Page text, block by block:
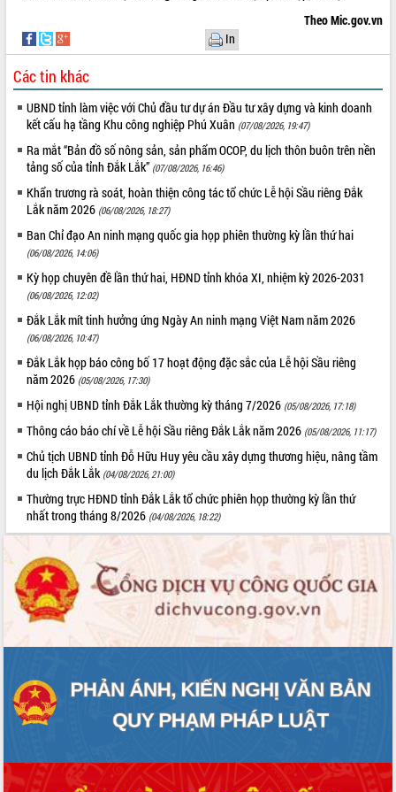
Theo Mic.gov.vn
In
Các tin khác
UBND tỉnh làm việc với Chủ đầu tư dự án Đầu tư xây dựng và kinh doanh
kết cấu hạ tầng Khu công nghiệp Phú Xuân (07/08/2026, 19:47)
Ra mắt “Bản đồ số nông sản, sản phẩm OCOP, du lịch thôn buôn trên nền
tảng số của tỉnh Đắk Lắk” (07/08/2026, 16:46)
Khẩn trương rà soát, hoàn thiện công tác tổ chức Lễ hội Sầu riêng Đắk
Lắk năm 2026 (06/08/2026, 18:27)
Ban Chỉ đạo An ninh mạng quốc gia họp phiên thường kỳ lần thứ hai
(06/08/2026, 14:06)
Kỳ họp chuyên đề lần thứ hai, HĐND tỉnh khóa XI, nhiệm kỳ 2026-2031
(06/08/2026, 12:02)
Đắk Lắk mít tinh hưởng ứng Ngày An ninh mạng Việt Nam năm 2026
(06/08/2026, 10:47)
Đắk Lắk họp báo công bố 17 hoạt động đặc sắc của Lễ hội Sầu riêng
năm 2026 (05/08/2026, 17:30)
Hội nghị UBND tỉnh Đắk Lắk thường kỳ tháng 7/2026 (05/08/2026, 17:18)
Thông cáo báo chí về Lễ hội Sầu riêng Đắk Lắk năm 2026 (05/08/2026, 11:17)
Chủ tịch UBND tỉnh Đỗ Hữu Huy yêu cầu xây dựng thương hiệu, nâng tầm
du lịch Đắk Lắk (04/08/2026, 21:00)
Thường trực HĐND tỉnh Đắk Lắk tổ chức phiên họp thường kỳ lần thứ
nhất trong tháng 8/2026 (04/08/2026, 18:22)